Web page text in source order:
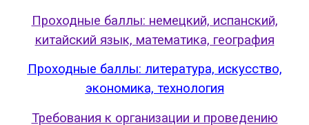
Проходные баллы: немецкий, испанский,
китайский язык, математика, география
Проходные баллы: литература, искусство,
экономика, технология
Требования к организации и проведению